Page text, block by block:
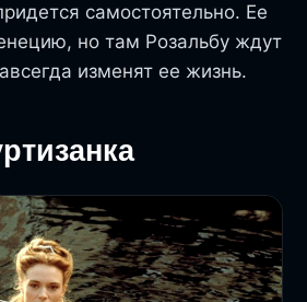
самостоятельно. Ее
но там Розальбу ждут
изменят ее жизнь.